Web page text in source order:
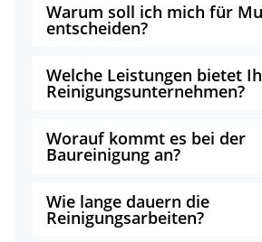
Warum soll ich mich für
entscheiden?
Welche Leistungen bietet
Reinigungsunternehmen?
Worauf kommt es bei der
Baureinigung an?
Wie lange dauern die
Reinigungsarbeiten?